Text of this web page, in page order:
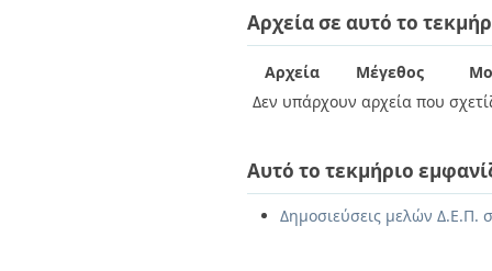
Αρχεία σε αυτό το
Αρχεία Μέγεθος
Δεν υπάρχουν αρχεία που
Αυτό το τεκμήριο
Δημοσιεύσεις μελών Δ.Ε.Π.